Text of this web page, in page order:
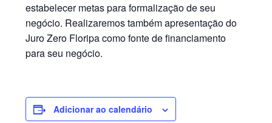
estabelecer metas para formalização de seu
negócio. Realizaremos também apresentação do
Juro Zero Floripa como fonte de financiamento
para seu negócio.
Adicionar ao calendário